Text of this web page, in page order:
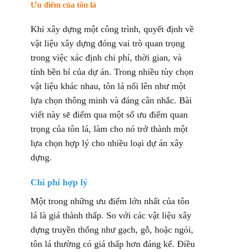
Ưu điểm của tôn lá
Khi xây dựng một công trình, quyết định về
vật liệu xây dựng đóng vai trò quan trọng
trong việc xác định chi phí, thời gian, và
tính bền bỉ của dự án. Trong nhiều tùy chọn
vật liệu khác nhau, tôn lá nổi lên như một
lựa chọn thông minh và đáng cân nhắc. Bài
viết này sẽ điểm qua một số ưu điểm quan
trọng của tôn lá, làm cho nó trở thành một
lựa chọn hợp lý cho nhiều loại dự án xây
dựng.
Chi phí hợp lý
Một trong những ưu điểm lớn nhất của tôn
lá là giá thành thấp. So với các vật liệu xây
dựng truyền thống như gạch, gỗ, hoặc ngói,
tôn lá thường có giá thấp hơn đáng kể. Điều